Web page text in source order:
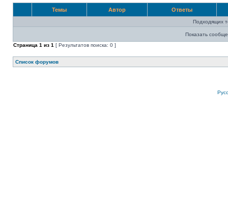
Темы Автор Ответы
Подходящих
Показать
Страница 1 из 1 [ Результатов поиска: 0 ]
Список форумов